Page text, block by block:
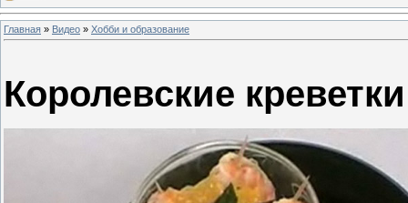
Главная » Видео » Хобби и образование
Королевские